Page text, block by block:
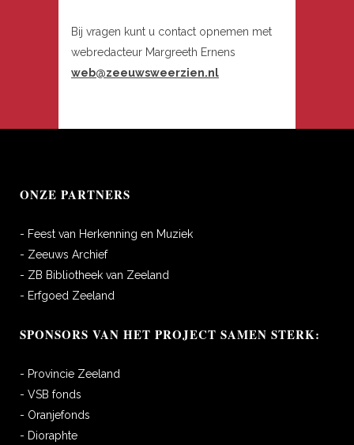
Bij vragen kunt u contact opnemen met
webredacteur Margreeth Ernens
web@zeeuwsweerzien.nl
ONZE PARTNERS
- Feest van Herkenning en Muziek
- Zeeuws Archief
- ZB Bibliotheek van Zeeland
- Erfgoed Zeeland
SPONSORS VAN HET PROJECT SAMEN STERK:
- Provincie Zeeland
- VSB fonds
- Oranjefonds
- Dioraphte